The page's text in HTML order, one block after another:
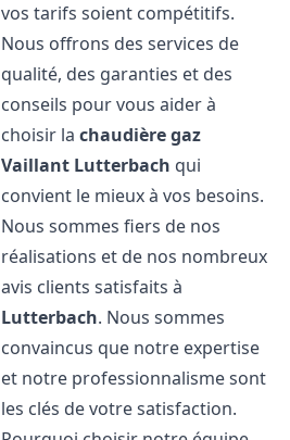
vos tarifs soient compétitifs.
Nous offrons des services de
qualité, des garanties et des
conseils pour vous aider à
choisir lachaudière gaz
Vaillant Lutterbach qui
convient le mieux à vos besoins.
Nous sommes fiers de nos
réalisations et de nos nombreux
avis clients satisfaits à
Lutterbach. Nous sommes
convaincus que notre expertise
et notre professionnalisme sont
les clés de votre satisfaction.